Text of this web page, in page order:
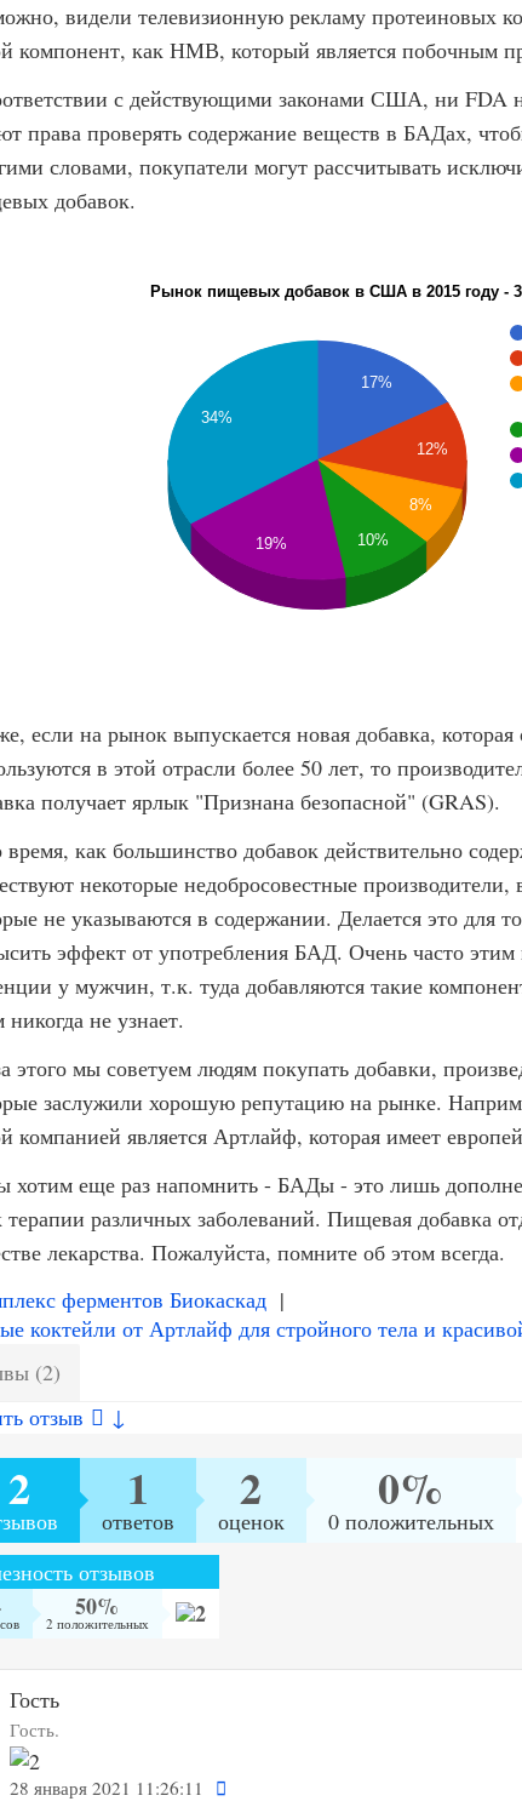
видели телевизионную рекламу протеиновых
компонент, как НМВ, который является побочным
с действующими законами США, ни FDA
права проверять содержание веществ в БАДах,
словами, покупатели могут рассчитывать
добавок.
Рынок пищевых добавок в США в 2015 году -
17%
12%
8%
10%
34%
19%
если на рынок выпускается новая добавка,
в этой отрасли более 50 лет, то
получает ярлык "Признана безопасной" (GRAS).
как большинство добавок действительно
некоторые недобросовестные
не указываются в содержании. Делается это для
эффект от употребления БАД. Очень часто
у мужчин, т.к. туда добавляются такие
никогда не узнает.
этого мы советуем людям покупать добавки,
заслужили хорошую репутацию на рынке.
компанией является Артлайф, которая имеет
хотим еще раз напомнить - БАДы - это лишь
различных заболеваний. Пищевая добавка
лекарства. Пожалуйста, помните об этом всегда.
ферментов Биокаскад|
коктейли от Артлайф для стройного тела и
(2)
отзыв ↓
2 1
ответов
2
оценок
0%
0 положительных
отзывов
50%
2 положительных
Гость
Гость.
28 января 2021 11:26:11